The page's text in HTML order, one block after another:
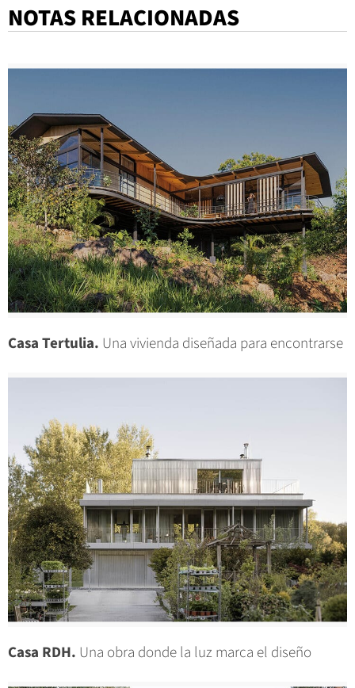
NOTAS RELACIONADAS
Casa Tertulia. Una vivienda diseñada para encontrarse
Casa RDH. Una obra donde la luz marca el diseño